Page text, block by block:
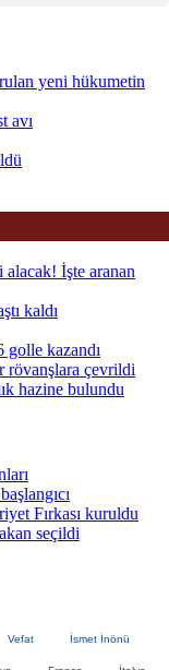
yeni hükumetin
avı
İşte aranan
kaldı
golle kazandı
rövanşlara çevrildi
hazine bulundu
Fırkası kuruldu
seçildi
Vefat İsmet İnönü